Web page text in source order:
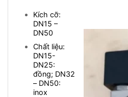
Kích cỡ:
DN15 –
DN50
Chất liệu:
DN15-
DN25:
đồng; DN32
– DN50:
inox